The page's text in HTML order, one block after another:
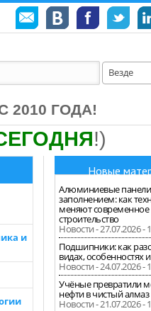
Везде
2010 ГОДА!
!)
и
Новые
Алюминиевые
заполнением: как
меняют современное
строительство
Новости - 27.07.2026 -
Подшипники: как
видах, особенностях
Новости - 24.07.2026 -
Учёные превратили
нефти в чистый алмаз
Новости - 21.07.2026 -